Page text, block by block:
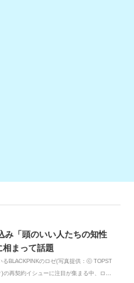
み「頭のいい人たちの知性
相まって話題
るBLACKPINKのロゼ(写真提供：ⓒ TOPST
の再契約イシューに注目が集まる中、ロゼ